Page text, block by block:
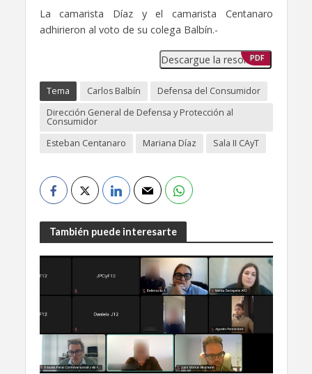
La camarista Díaz y el camarista Centanaro
adhirieron al voto de su colega Balbín.-
Descargue la resolución
PDF
Tema Carlos Balbín
Defensa del Consumidor
Dirección General de Defensa y Protección al
Consumidor
Esteban Centanaro
Mariana Díaz Sala II CAyT
También puede interesarte